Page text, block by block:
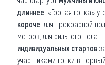
длиннее . «Горная гонка»
короче: для прекрасной
метров, для сильного пола
индивидуальных стартов
участниками гонки в